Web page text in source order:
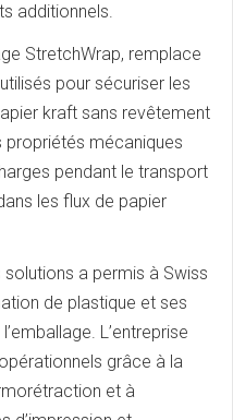
additionnels.
StretchWrap, remplace
pour sécuriser les
kraft sans revêtement
propriétés mécaniques
pendant le transport
les flux de papier
solutions a permis à Swiss
de plastique et ses
L’entreprise
grâce à la
et à